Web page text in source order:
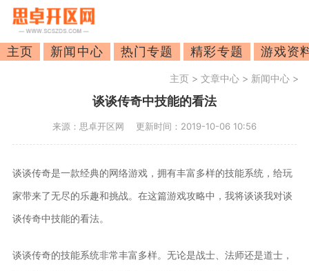
主页 新闻中心 热门专题 精彩专题 游戏资
主页 > 文章中心 > 新闻中心 >
谈谈传奇中技能的看法
来源：思卓开区网 更新时间：2019-10-06 10:56
谈谈传奇是一款经典的网络游戏，拥有丰富多样的技能系统，给玩
家带来了无尽的乐趣和挑战。在这篇游戏攻略中，我将谈谈我对谈
谈传奇中技能的看法。
谈谈传奇的技能系统非常丰富多样。无论是战士、法师还是道士，